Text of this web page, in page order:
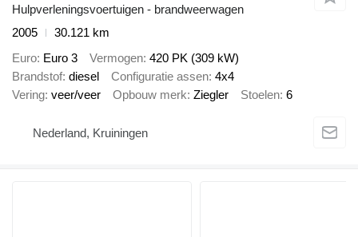
Hulpverleningsvoertuigen - brandweerwagen
2005
30.121 km
Euro Euro 3 Vermogen 420 PK (309 kW)
Brandstof diesel Configuratie assen 4x4
Vering veer/veer Opbouw merk Ziegler Stoelen 6
Nederland, Kruiningen